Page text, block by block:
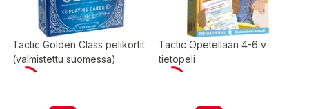
Tactic Golden Class pelikortit
(valmistettu suomessa)
Tactic Opetellaan 4-6 v
tietopeli